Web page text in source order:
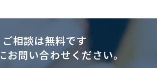
ご相談は無料です
お問い合わせください。